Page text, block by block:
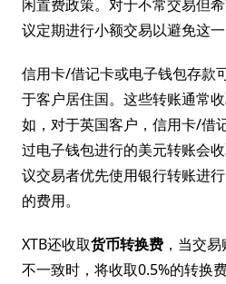
闲置费政策。对于不常交易但
议定期进行小额交易以避免这一
信用卡/借记卡或电子钱包存款
于客户居住国。这些转账通常
如，对于英国客户，信用卡/借
过电子钱包进行的美元转账会
议交易者优先使用银行转账进
的费用。
XTB还收取货币转换费 ，当交
不一致时，将收取0.5%的转换